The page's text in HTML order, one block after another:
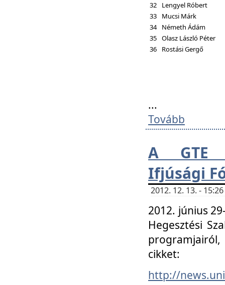
32
Lengyel Róbert
33
Mucsi Márk
34
Németh Ádám
35 Olasz László Péter
36
Rostási Gergő
...
Tovább
A GTE
Ifjúsági
2012. 12. 13. -
2012. június
Hegesztési
cikket:
http://